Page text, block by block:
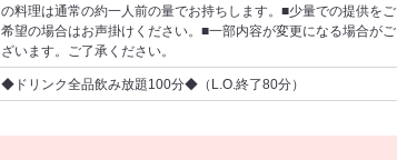
の料理は通常の約一人前の量でお持ちします。■少量での提供をご
希望の場合はお声掛けください。■一部内容が変更になる場合がご
ざいます。ご了承ください。
◆ドリンク全品飲み放題100分◆（L.O.終了80分）